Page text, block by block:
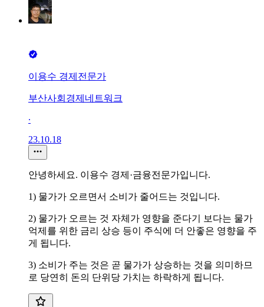
이용수 경제전문가
부산사회경제네트워크
∙
23.10.18
안녕하세요. 이용수 경제·금융전문가입니다.
1) 물가가 오르면서 소비가 줄어드는 것입니다.
2) 물가가 오르는 것 자체가 영향을 준다기 보다는 물가
억제를 위한 금리 상승 등이 주식에 더 안좋은 영향을 주
게 됩니다.
3) 소비가 주는 것은 곧 물가가 상승하는 것을 의미하므
로 당연히 돈의 단위당 가치는 하락하게 됩니다.